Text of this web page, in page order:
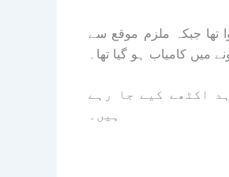
تھا جبکہ ملزم موقع سے
میں کامیاب ہو گیا تھا۔
اکٹھے کیے جا رہے
ہیں۔